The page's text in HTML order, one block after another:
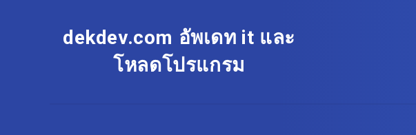
dekdev.com อัพเดท it และ
โหลดโปรแกรม